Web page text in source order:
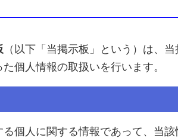
（以下「当掲示板」という）は、
個人情報の取扱いを行います。
る個人に関する情報であって、当